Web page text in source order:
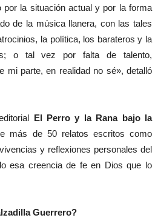
por la situación actual y por la forma
de la música llanera, con las tales
la política, los barateros y la
o tal vez por falta de talento,
mi parte, en realidad no sé», detalló
El Perro y la Rana bajo la
más de 50 relatos escritos como
y reflexiones personales del
esa creencia de fe en Dios que lo
Guerrero?